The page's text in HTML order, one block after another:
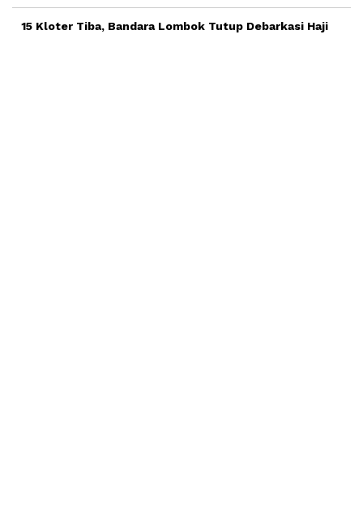
15 Kloter Tiba, Bandara Lombok Tutup Debarkasi Haji